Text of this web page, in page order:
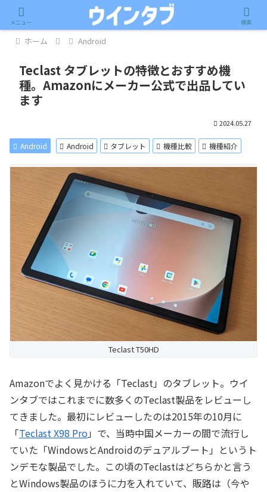
記事内に広告が含まれています。
ホーム Android
Teclast タブレットの特徴とおすすめ機
種。Amazonにメーカー公式で出品してい
ます
2024.05.27
Android Android タブレット 機種比較 機種紹介
Teclast T50HD
Amazonでよく見かける「Teclast」のタブレット。ウイ
ンタブではこれまでに数多くのTeclast製品をレビューし
てきました。最初にレビューしたのは2015年の10月に
「Teclast X98 Pro」で、当時中国メーカーの間で流行し
ていた「WindowsとAndroidのデュアルブート」というト
ンデモな製品でした。この頃のTeclastはどちらかと言う
とWindows製品のほうに力を入れていて、販路は（今や
メニュー 検索